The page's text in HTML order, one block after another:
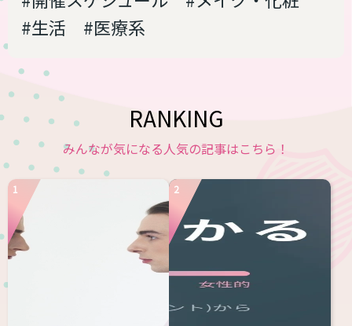
#生活
#医療系
RANKING
みんなが気になる人気の記事はこちら！
1 2